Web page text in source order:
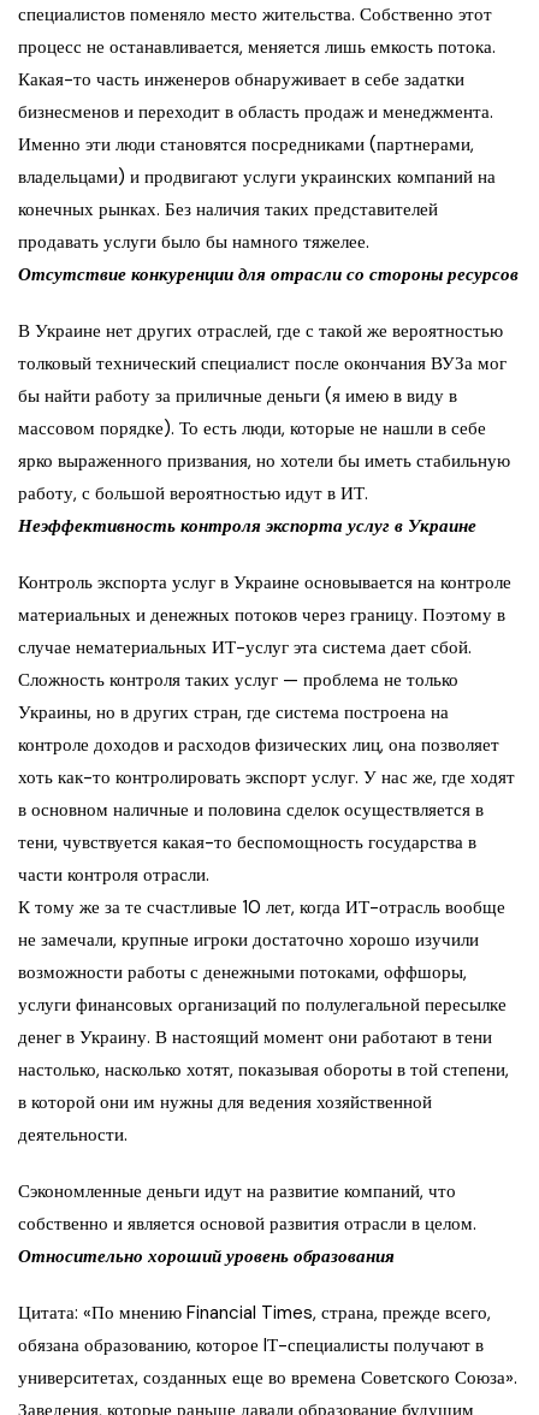
специалистов поменяло место жительства. Собственно этот
процесс не останавливается, меняется лишь емкость потока.
Какая-то часть инженеров обнаруживает в себе задатки
бизнесменов и переходит в область продаж и менеджмента.
Именно эти люди становятся посредниками (партнерами,
владельцами) и продвигают услуги украинских компаний на
конечных рынках. Без наличия таких представителей
продавать услуги было бы намного тяжелее.
Отсутствие конкуренции для отрасли со стороны ресурсов
В Украине нет других отраслей, где с такой же вероятностью
толковый технический специалист после окончания ВУЗа мог
бы найти работу за приличные деньги (я имею в виду в
массовом порядке). То есть люди, которые не нашли в себе
ярко выраженного призвания, но хотели бы иметь стабильную
работу, с большой вероятностью идут в ИТ.
Неэффективность контроля экспорта услуг в Украине
Контроль экспорта услуг в Украине основывается на контроле
материальных и денежных потоков через границу. Поэтому в
случае нематериальных ИТ-услуг эта система дает сбой.
Сложность контроля таких услуг — проблема не только
Украины, но в других стран, где система построена на
контроле доходов и расходов физических лиц, она позволяет
хоть как-то контролировать экспорт услуг. У нас же, где ходят
в основном наличные и половина сделок осуществляется в
тени, чувствуется какая-то беспомощность государства в
части контроля отрасли.
К тому же за те счастливые 10 лет, когда ИТ-отрасль вообще
не замечали, крупные игроки достаточно хорошо изучили
возможности работы с денежными потоками, оффшоры,
услуги финансовых организаций по полулегальной пересылке
денег в Украину. В настоящий момент они работают в тени
настолько, насколько хотят, показывая обороты в той степени,
в которой они им нужны для ведения хозяйственной
деятельности.
Сэкономленные деньги идут на развитие компаний, что
собственно и является основой развития отрасли в целом.
Относительно хороший уровень образования
Цитата: «По мнению Financial Times, страна, прежде всего,
обязана образованию, которое IТ-специалисты получают в
университетах, созданных еще во времена Советского Союза».
Заведения, которые раньше давали образование будущим